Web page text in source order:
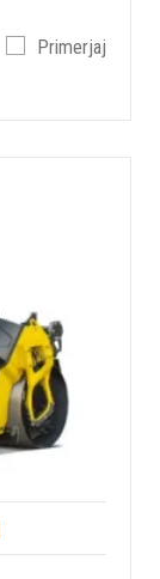
Primerjaj